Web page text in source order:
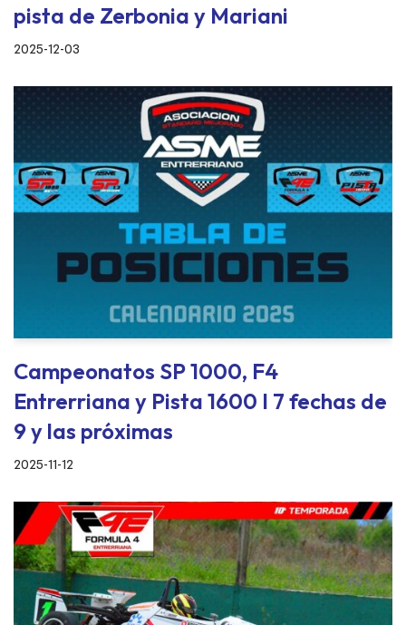
pista de Zerbonia y Mariani
2025-12-03
Campeonatos SP 1000, F4
Entrerriana y Pista 1600 I 7 fechas de
9 y las próximas
2025-11-12